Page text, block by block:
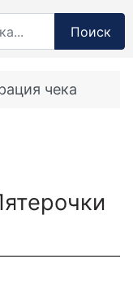
Поиск
чека